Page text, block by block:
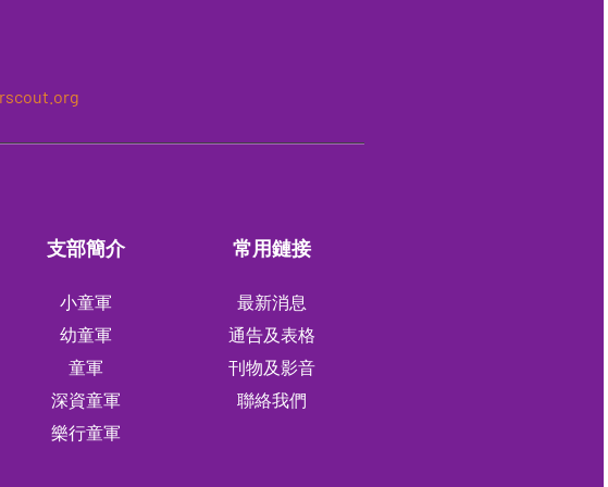
支部簡介
小童軍
幼童軍
童軍
深資童軍
樂行童軍
常用鏈接
最新消息
通告及表格
刊物及影音
聯絡我們